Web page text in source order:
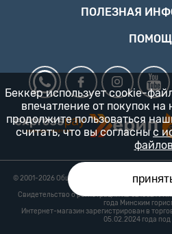
ПОЛЕЗНАЯ
© 2001-2026 Общество с ограниченной
магазин
Свидетельство о регистрации № 0218821
года Минским
Интернет-магазин зарегистрирован в
05.02.2024 года
Беккер использует cookie-
впечатление от покупок
продолжите пользоваться
считать, что вы согласны с
файлов